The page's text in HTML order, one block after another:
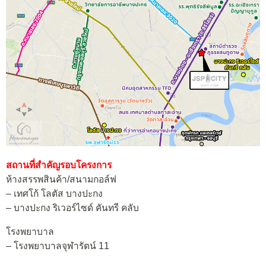
สถานที่สำคัญรอบโครงการ
ห้างสรรพสินค้า/สนามกอล์ฟ
– เทศโก้ โลตัส บางปะกง
– บางปะกง ริเวอร์ไซด์ คันทรี คลับ
โรงพยาบาล
– โรงพยาบาลจุฬารัตน์ 11